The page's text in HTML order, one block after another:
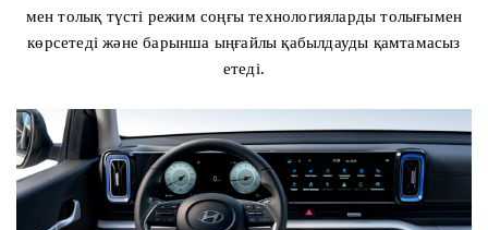
мен толық түсті режим соңғы технологияларды толығымен
көрсетеді және барынша ыңғайлы қабылдауды қамтамасыз
етеді.